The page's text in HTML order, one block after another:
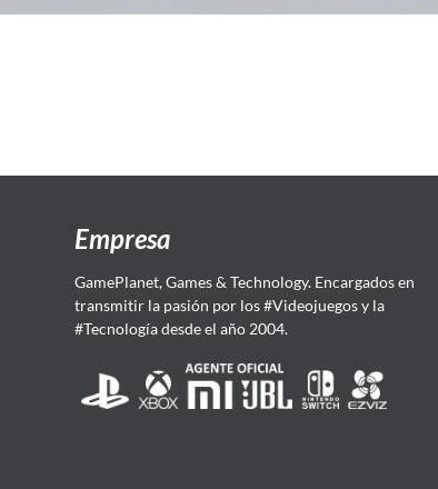
Empresa
GamePlanet, Games & Technology. Encargados en
transmitir la pasión por los #Videojuegos y la
#Tecnología desde el año 2004.